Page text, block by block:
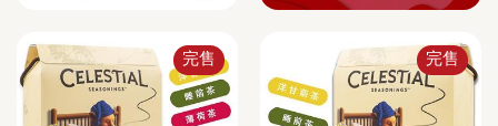
完售 完售